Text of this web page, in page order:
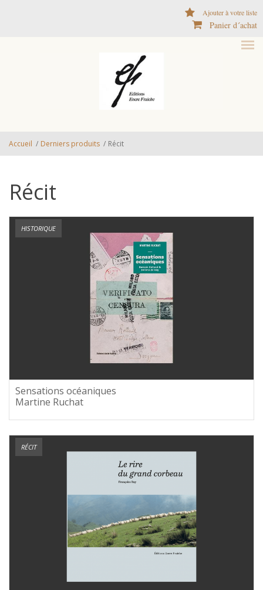
Ajouter à votre liste
Panier d´achat
Accueil / Derniers produits / Récit
Récit
HISTORIQUE
Sensations océaniques
Martine Ruchat
RÉCIT